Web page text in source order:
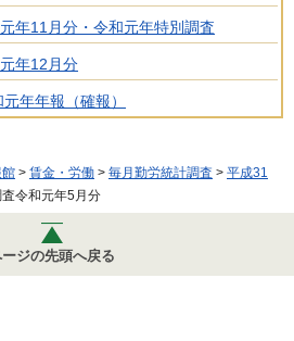
年11月分・令和元年特別調査
年12月分
年年報（確報）
> 賃金・労働 > 毎月勤労統計調査 > 平成31
令和元年5月分
ジの先頭へ戻る